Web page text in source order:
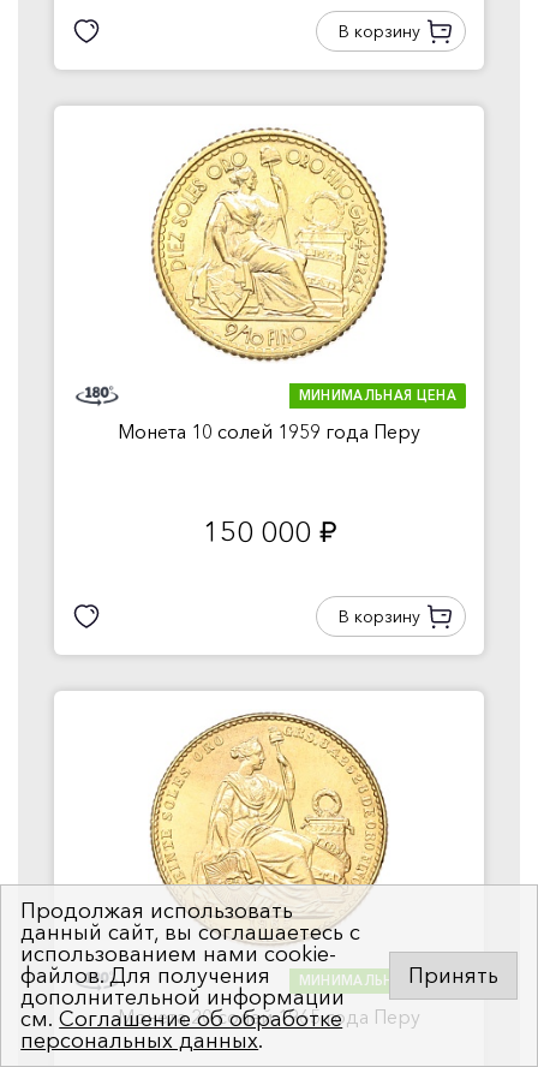
В корзину
МИНИМАЛЬНАЯ ЦЕНА
Монета 10 солей 1959 года Перу
150 000 руб.
В корзину
МИНИМАЛЬНАЯ ЦЕНА
Монета 20 солей 1965 года Перу
Продолжая использовать
данный сайт, вы соглашаетесь с
использованием нами cookie-
файлов. Для получения
дополнительной информации
см.Соглашение об обработке
персональных данных.
Принять